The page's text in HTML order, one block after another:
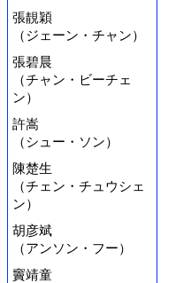
張靚穎
（ジェーン・チャン）
張碧晨
（チャン・ビーチェ
ン）
許嵩
（シュー・ソン）
陳楚生
（チェン・チュウシェ
ン）
胡彦斌
（アンソン・フー）
竇靖童